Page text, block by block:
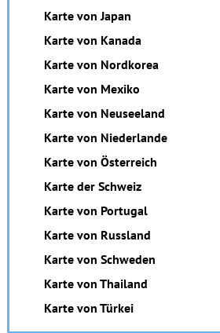
Karte von Japan
Karte von Kanada
Karte von Nordkorea
Karte von Mexiko
Karte von Neuseeland
Karte von Niederlande
Karte von Österreich
Karte der Schweiz
Karte von Portugal
Karte von Russland
Karte von Schweden
Karte von Thailand
Karte von Türkei